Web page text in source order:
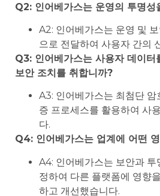
Q2: 인어베가스는 운영의 투명성
A2: 인어베가스는 운영 및
으로 전달하여 사용자 간의
Q3: 인어베가스는 사용자 데이터
보안 조치를 취합니까?
A3: 인어베가스는 최첨단 암
증 프로세스를 활용하여 사
다.
Q4: 인어베가스는 업계에 어떤
A4: 인어베가스는 보안과 투
정하여 다른 플랫폼에 영향
하고 개선했습니다.